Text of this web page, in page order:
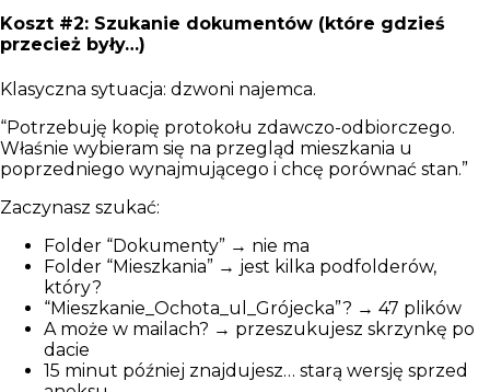
Koszt #2: Szukanie dokumentów (które gdzieś
przecież były…)
Klasyczna sytuacja: dzwoni najemca.
“Potrzebuję kopię protokołu zdawczo-odbiorczego.
Właśnie wybieram się na przegląd mieszkania u
poprzedniego wynajmującego i chcę porównać stan.”
Zaczynasz szukać:
Folder “Dokumenty” → nie ma
Folder “Mieszkania” → jest kilka podfolderów,
który?
“Mieszkanie_Ochota_ul_Grójecka”? → 47 plików
A może w mailach? → przeszukujesz skrzynkę po
dacie
15 minut później znajdujesz… starą wersję sprzed